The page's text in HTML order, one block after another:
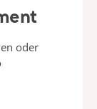
oder